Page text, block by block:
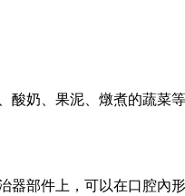
、果泥、燉煮的蔬菜
件上，可以在口腔內